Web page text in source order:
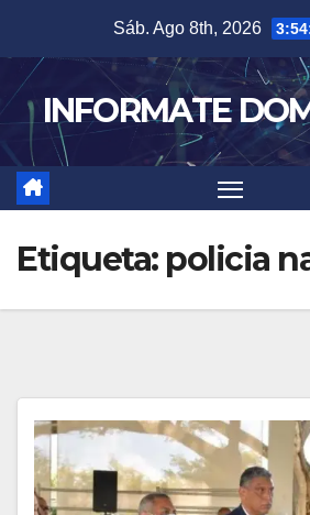
content
Sáb. Ago 8th, 2026
INFORMATE
Etiqueta: policia